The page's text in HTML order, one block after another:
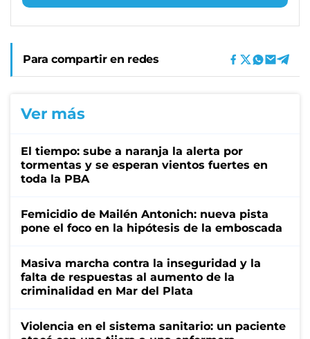
Para compartir en redes
Ver más
El tiempo: sube a naranja la alerta por
tormentas y se esperan vientos fuertes en
toda la PBA
Femicidio de Mailén Antonich: nueva pista
pone el foco en la hipótesis de la emboscada
Masiva marcha contra la inseguridad y la
falta de respuestas al aumento de la
criminalidad en Mar del Plata
Violencia en el sistema sanitario: un paciente